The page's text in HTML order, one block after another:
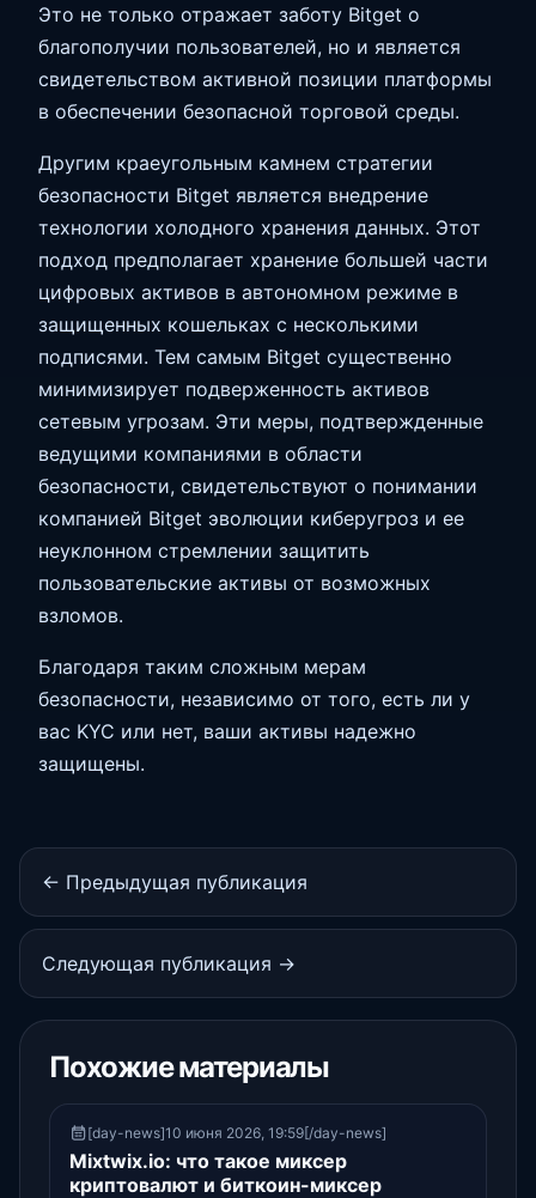
Это не только отражает заботу Bitget о
благополучии пользователей, но и является
свидетельством активной позиции платформы
в обеспечении безопасной торговой среды.
Другим краеугольным камнем стратегии
безопасности Bitget является внедрение
технологии холодного хранения данных. Этот
подход предполагает хранение большей части
цифровых активов в автономном режиме в
защищенных кошельках с несколькими
подписями. Тем самым Bitget существенно
минимизирует подверженность активов
сетевым угрозам. Эти меры, подтвержденные
ведущими компаниями в области
безопасности, свидетельствуют о понимании
компанией Bitget эволюции киберугроз и ее
неуклонном стремлении защитить
пользовательские активы от возможных
взломов.
Благодаря таким сложным мерам
безопасности, независимо от того, есть ли у
вас KYC или нет, ваши активы надежно
защищены.
← Предыдущая публикация
Следующая публикация →
Похожие материалы
[day-news]10 июня 2026, 19:59[/day-news]
Mixtwix.io: что такое миксер
криптовалют и биткоин-миксер